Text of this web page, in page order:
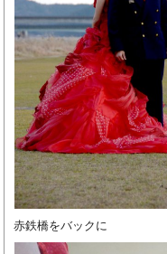
赤鉄橋をバックに